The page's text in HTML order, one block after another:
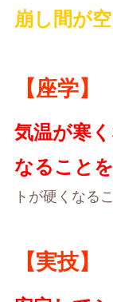
崩し間が
【座学】
気温が寒
なること
トが硬くなる
【実技】